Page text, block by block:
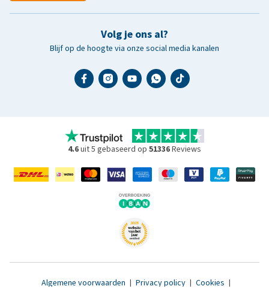
Volg je ons al?
Blijf op de hoogte via onze social media kanalen
4.6uit 5 gebaseerd op 51336Reviews
Algemene voorwaarden | Privacy policy | Cookies |